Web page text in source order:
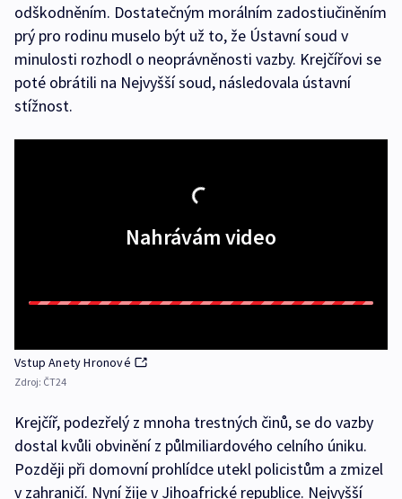
odškodněním. Dostatečným morálním zadostiučiněním
prý pro rodinu muselo být už to, že Ústavní soud v
minulosti rozhodl o neoprávněnosti vazby. Krejčířovi se
poté obrátili na Nejvyšší soud, následovala ústavní
stížnost.
Nahrávám video
Vstup Anety Hronové
Zdroj: ČT24
Krejčíř, podezřelý z mnoha trestných činů, se do vazby
dostal kvůli obvinění z půlmiliardového celního úniku.
Později při domovní prohlídce utekl policistům a zmizel
v zahraničí. Nyní žije v Jihoafrické republice. Nejvyšší